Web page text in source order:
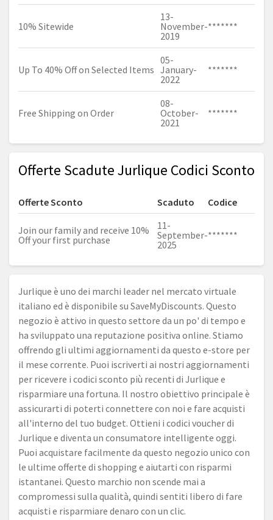
10% Sitewide
13-
November-
2019
*******
Up To 40% Off on Selected Items
05-
January-
2022
*******
Free Shipping on Order
08-
October-
2021
*******
Offerte Scadute Jurlique Codici Sconto
Offerte Sconto Scaduto Codice
Join our family and receive 10%
Off your first purchase
11-
September-
2025
*******
Jurlique è uno dei marchi leader nel mercato virtuale
italiano ed è disponibile su SaveMyDiscounts. Questo
negozio è attivo in questo settore da un po' di tempo e
ha sviluppato una reputazione positiva online. Stiamo
offrendo gli ultimi aggiornamenti da questo e-store per
il mese corrente. Puoi iscriverti ai nostri aggiornamenti
per ricevere i codici sconto più recenti di Jurlique e
risparmiare una fortuna. Il nostro obiettivo principale è
assicurarti di poterti connettere con noi e fare acquisti
all'interno del tuo budget. Ottieni i codici voucher di
Jurlique e diventa un consumatore intelligente oggi.
Puoi acquistare facilmente da questo negozio unico con
le ultime offerte di shopping e aiutarti con risparmi
istantanei. Questo marchio non scende mai a
compromessi sulla qualità, quindi sentiti libero di fare
acquisti e risparmiare denaro con un clic.